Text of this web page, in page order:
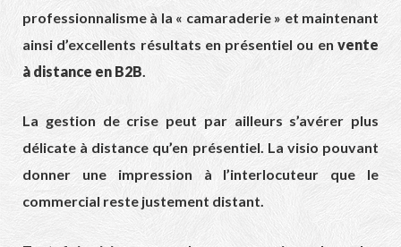
professionnalisme à la « camaraderie » et maintenant
ainsi d’excellents résultats en présentiel ou en vente
à distance en B2B
La gestion de crise peut par ailleurs s’avérer plus
délicate à distance qu’en présentiel. La visio pouvant
donner une impression à l’interlocuteur que le
commercial reste justement distant.